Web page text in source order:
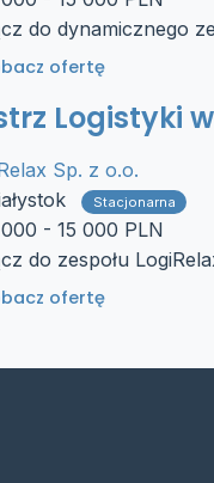
do dynamicznego
ofertę
Logistyki
Sp. z o.o.
Stacjonarna
- 15 000 PLN
do zespołu
ofertę